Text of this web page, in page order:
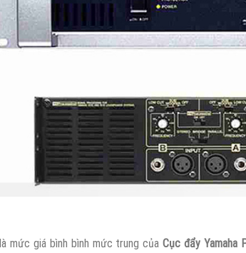
mức giá bình bình mức trung củaCục đẩy Yamaha